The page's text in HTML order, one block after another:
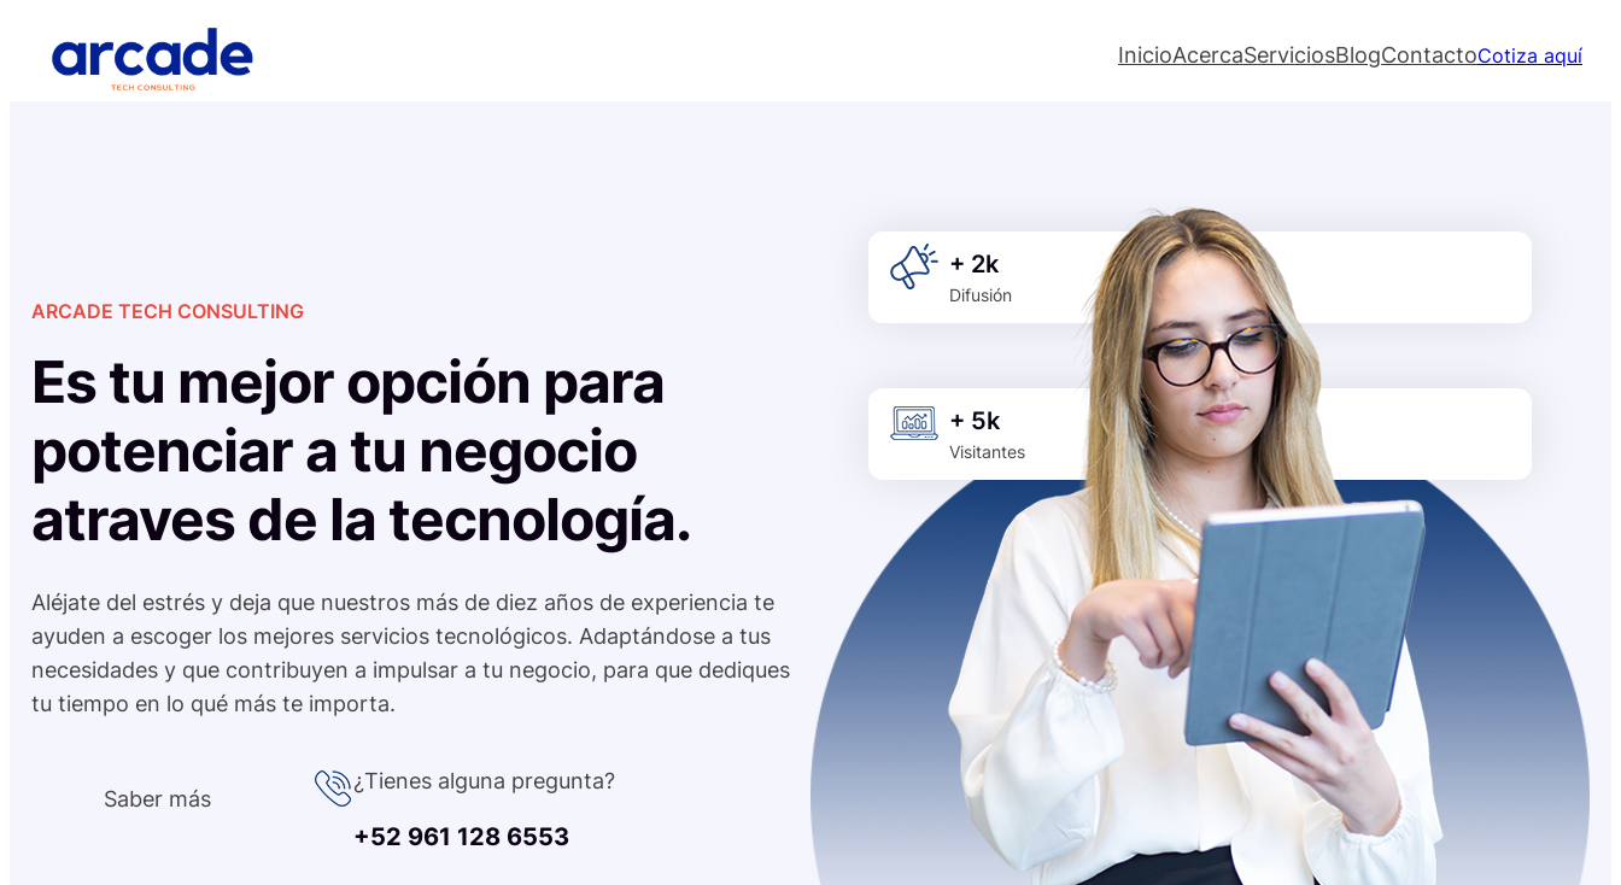
contenido
InicioAcercaServiciosBlogContactoCotiza aquí
ARCADE TECH CONSULTING
Es tu mejor opción para
potenciar a tu negocio
atraves de la tecnología.
Aléjate del estrés y deja que nuestros más de diez años de experiencia te
ayuden a escoger los mejores servicios tecnológicos. Adaptándose a tus
necesidades y que contribuyen a impulsar a tu negocio, para que dediques
tu tiempo en lo qué más te importa.
Saber más
¿Tienes alguna pregunta?
+52 961 128 6553
+ 2k
Difusión
+ 5k
Visitantes